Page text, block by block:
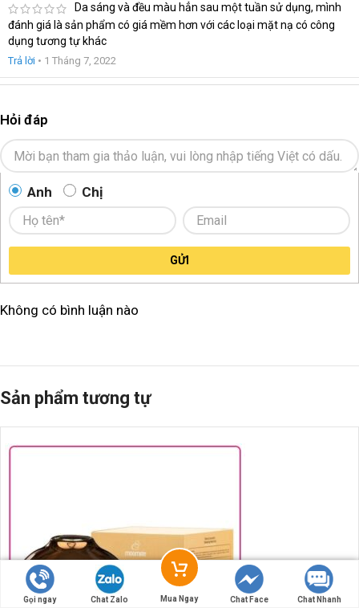
Da sáng và đều màu hẳn sau một tuần sử dụng, mình
đánh giá là sản phẩm có giá mềm hơn với các loại mặt nạ có công
dụng tương tự khác
Trả lời • 1 Tháng 7, 2022
Hỏi đáp
Anh Chị
GỬI
Không có bình luận nào
Sản phẩm tương tự
-46%
-40%
Gọi ngay Chat Zalo Mua Ngay Chat Face Chat Nhanh